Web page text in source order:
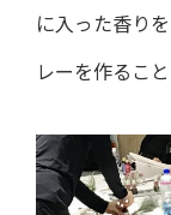
に入った香り
レーを作ること